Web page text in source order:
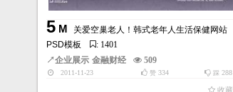
5M
关爱空巢老人！韩式老年人生活保健网站
PSD模板
: 1401
↗企业展示 金融财经 509
2011-11-23 踩 288
赞334
收藏